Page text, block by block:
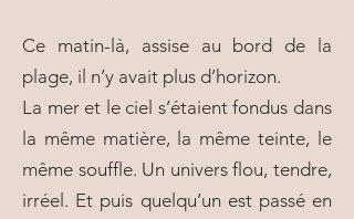
Ce matin-là, assise au bord de la
plage, il n’y avait plus d’horizon.
La mer et le ciel s’étaient fondus dans
la même matière, la même teinte, le
même souffle. Un univers flou, tendre,
irréel. Et puis quelqu’un est passé en